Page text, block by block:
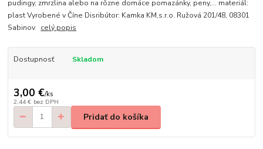
pudingy, zmrzlina alebo na rôzne domáce pomazánky, peny,... materiál:
plast Vyrobené v Číne Disribútor: Kamka KM,s.r.o. Ružová 201/48, 08301
Sabinov celý popis
Dostupnosť Skladom
3,00 €/ks
2,44 € bez DPH
Pridať do košíka